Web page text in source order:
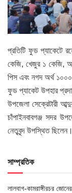
প্রতিটি ফুড প্যাকেটে
কেজি, খেজুর ১ কেজি,
পিস এবং নগদ অর্থ ১০০০
ফুড প্যাকেট উপহার
উপজেলা সেক্রেটারী
চাঁপাইনবাবগঞ্জ সদর
নেতৃবৃন্দ উপস্থিত ছিলেন।
সাম্প্রতিক
লালবাগ-কামরাঙ্গীরচর